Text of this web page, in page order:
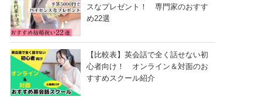
スなプレゼント！ 専門家のおすす
め22選
【比較表】英会話で全く話せない初
心者向け！ オンライン＆対面のお
すすめスクール紹介